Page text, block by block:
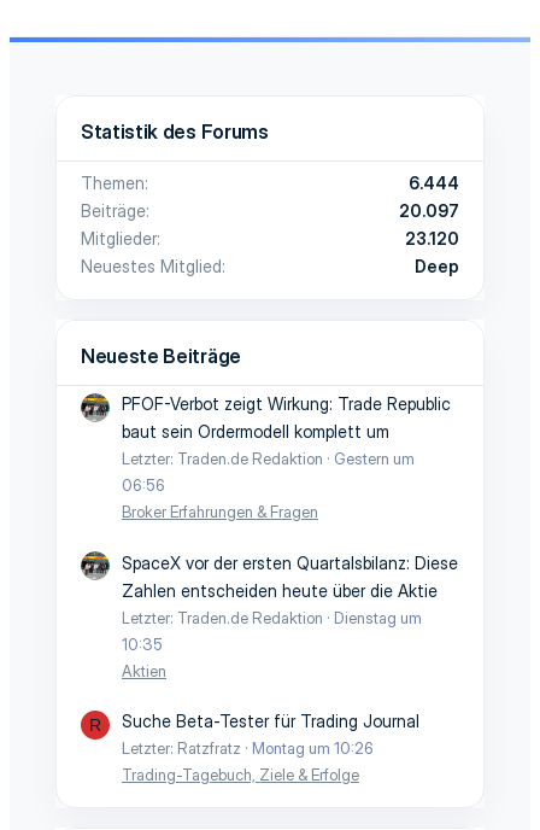
Statistik des Forums
Themen
6.444
Beiträge
20.097
Mitglieder
23.120
Neuestes Mitglied
Deep
Neueste Beiträge
PFOF-Verbot zeigt Wirkung: Trade Republic
baut sein Ordermodell komplett um
Letzter: Traden.de Redaktion
Gestern um
06:56
Broker Erfahrungen & Fragen
SpaceX vor der ersten Quartalsbilanz: Diese
Zahlen entscheiden heute über die Aktie
Letzter: Traden.de Redaktion
Dienstag um
10:35
Aktien
R Suche Beta-Tester für Trading Journal
Letzter: Ratzfratz
Montag um 10:26
Trading-Tagebuch, Ziele & Erfolge